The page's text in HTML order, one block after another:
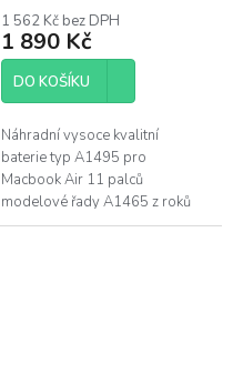
1 562 Kč bez DPH
1 890 Kč
DO KOŠÍKU
Náhradní vysoce kvalitní
baterie typ A1495 pro
Macbook Air 11 palců
modelové řady A1465 z roků
2013 - 2015. Naše baterie mají